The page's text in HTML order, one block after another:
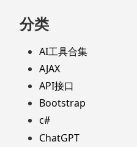
分类
AI工具合集
AJAX
API接口
Bootstrap
c#
ChatGPT